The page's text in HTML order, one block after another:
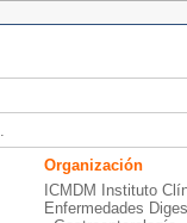
Organización
ICMDM Instituto
Enfermedades